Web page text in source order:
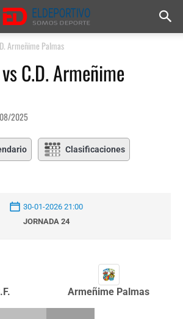
Armeñime Palmas
C.D. Armeñime
2025
Clasificaciones
30-01-2026 21:00
JORNADA 24
Armeñime Palmas